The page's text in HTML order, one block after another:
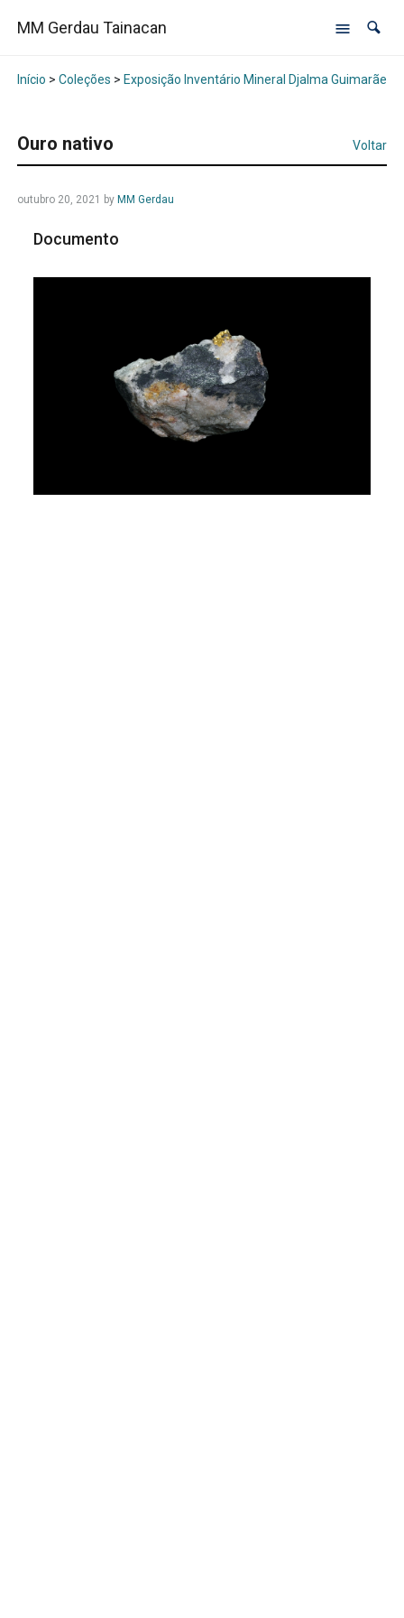
MM Gerdau Tainacan
Início > Coleções > Exposição Inventário Mineral Djalma Guimarães
Ouro nativo Voltar
outubro 20, 2021 by MM Gerdau
Documento